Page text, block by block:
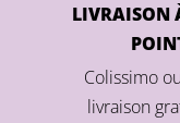
LIVRAISON
Colissimo
livraison